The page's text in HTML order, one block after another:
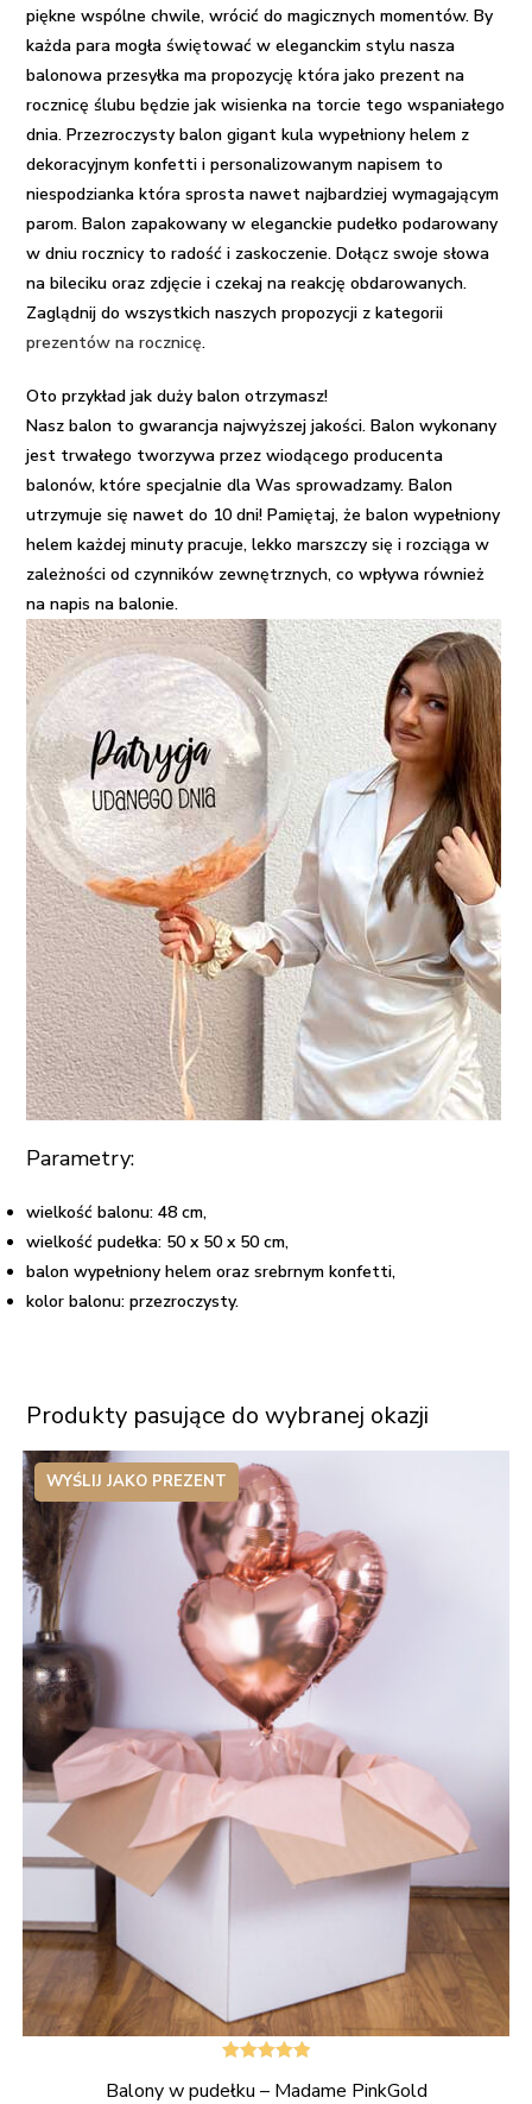
balon
XXL
piękne wspólne chwile, wrócić do magicznych momentów. By
każda para mogła świętować w eleganckim stylu nasza
balonowa przesyłka ma propozycję która jakoprezent na
rocznicę ślubu będzie jak wisienka na torcie tego wspaniałego
dnia.Przezroczysty balon gigant kula wypełniony helem z
dekoracyjnym konfetti i personalizowanym napisem to
niespodzianka która sprosta nawet najbardziej wymagającym
parom. Balon zapakowany w eleganckie pudełko podarowany
w dniu rocznicy to radość i zaskoczenie. Dołącz swoje słowa
na bileciku oraz zdjęcie i czekaj na reakcję obdarowanych.
Zaglądnij do wszystkich naszych propozycji z kategorii
prezentów na rocznicę.
Oto przykład jak duży balon otrzymasz!
Nasz balon to gwarancja najwyższej jakości. Balon wykonany
jest trwałego tworzywa przez wiodącego producenta
balonów, które specjalnie dla Was sprowadzamy. Balon
utrzymuje się nawet do 10 dni! Pamiętaj, że balon wypełniony
helem każdej minuty pracuje, lekko marszczy się i rozciąga w
zależności od czynników zewnętrznych, co wpływa również
na napis na balonie.
Parametry:
wielkość balonu: 48 cm,
wielkość pudełka: 50 x 50 x 50 cm,
balon wypełniony helem oraz srebrnym konfetti,
kolor balonu: przezroczysty.
Produkty pasujące do wybranej okazji
WYŚLIJ JAKO PREZENT
5.00
na 5
Balony w pudełku – Madame PinkGold